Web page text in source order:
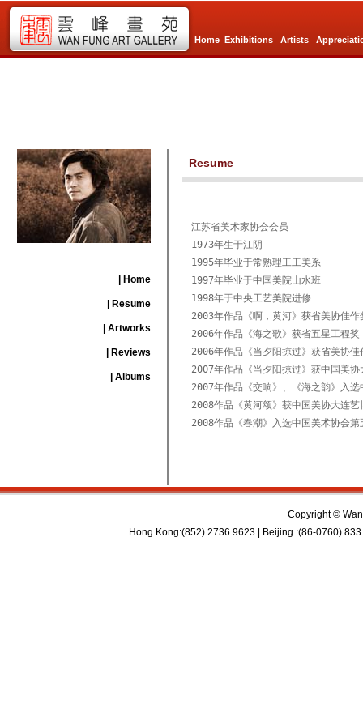
Home Exhibitions Artists
| Home
| Resume
| Artworks
| Reviews
| Albums
Resume
江苏省美术家协会会员
1973年生于江阴
1995年毕业于常熟理工工美系
1997年毕业于中国美院山水班
1998年于中央工艺美院进修
2003年作品《啊，黄河》获省美协佳作
2006年作品《海之歌》获省五星工程奖
2006年作品《当夕阳掠过》获省美协佳
2007年作品《当夕阳掠过》获中国美协
2007年作品《交响》、《海之韵》入
2008作品《黄河颂》获中国美协大连艺
2008作品《春潮》入选中国美术协会
Copyright ©
Hong Kong:(852) 2736 9623 | Beijing :(86-0760)